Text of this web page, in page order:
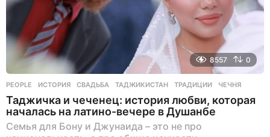
8557 0
PEOPLE ИСТОРИЯ ,СВАДЬБА ,ТАДЖИКИСТАН ,ТРАДИЦИИ ,ЧЕЧНЯ
Таджичка и чеченец: история любви, которая
началась на латино-вечере в Душанбе
Семья для Бону и Джунаида – это не про